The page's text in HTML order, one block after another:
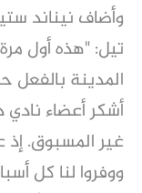
وأضاف نيناند
تيل: "هذه أول
المدينة بالفعل
أشكر أعضاء
غير المسبوق. إذ
ووفروا لنا كل